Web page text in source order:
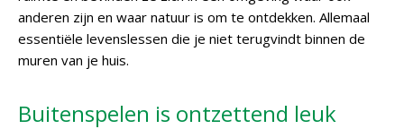
anderen zijn en waar natuur is om te ontdekken. Allemaal
essentiële levenslessen die je niet terugvindt binnen de
muren van je huis.
Buitenspelen is ontzettend leuk